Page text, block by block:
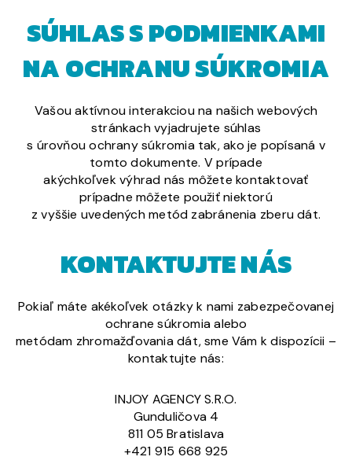
SÚHLAS S PODMIENKAMI
NA OCHRANU SÚKROMIA
Vašou aktívnou interakciou na našich webových
stránkach vyjadrujete súhlas
s úrovňou ochrany súkromia tak, ako je popísaná v
tomto dokumente. V prípade
akýchkoľvek výhrad nás môžete kontaktovať
prípadne môžete použiť niektorú
z vyššie uvedených metód zabránenia zberu dát.
KONTAKTUJTE NÁS
Pokiaľ máte akékoľvek otázky k nami zabezpečovanej
ochrane súkromia alebo
metódam zhromažďovania dát, sme Vám k dispozícii –
kontaktujte nás:
INJOY AGENCY S.R.O.
Gunduličova 4
811 05 Bratislava
+421 915 668 925